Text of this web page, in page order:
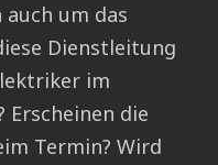
um das
Dienstleitung
im
die
Termin? Wird